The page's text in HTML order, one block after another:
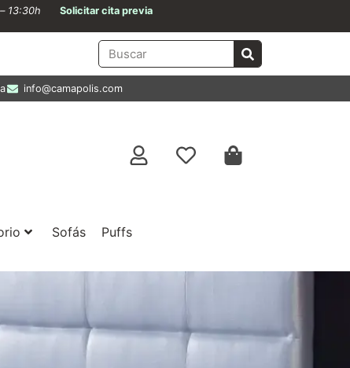
13:30h Solicitar cita previa
info@camapolis.com
Sofás Puffs